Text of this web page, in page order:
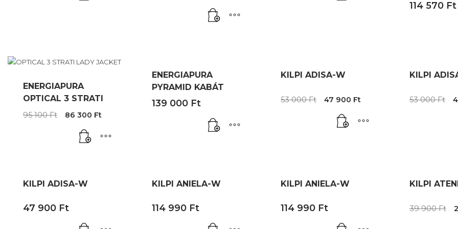
197
922 Ft.
114 570 Ft
ENERGIAPURA
OPTICAL 3 STRATI
95 100Ft
Original
was:
86 300 Ft
is:
ENERGIAPURA
PYRAMID KABÁT
139 000 Ft
KILPI ADISA-W
53 000Ft
Original
was:
47 900 Ft
is:
KILPI
53 000Ft
KILPI ADISA-W
47 900 Ft
KILPI ANIELA-W
114 990 Ft
KILPI ANIELA-W
114 990 Ft
KILPI
39 900Ft